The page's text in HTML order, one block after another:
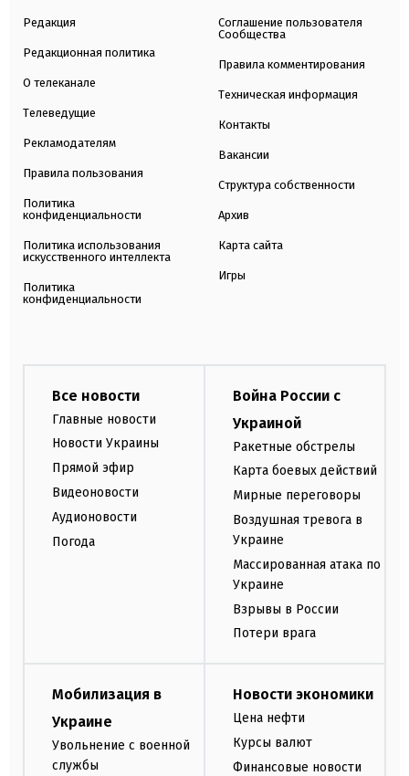
Редакция
Редакционная политика
О телеканале
Телеведущие
Рекламодателям
Правила пользования
Политика
конфиденциальности
Политика использования
искусственного интеллекта
Политика
конфиденциальности
Соглашение пользователя
Сообщества
Правила комментирования
Техническая информация
Контакты
Вакансии
Структура собственности
Архив
Карта сайта
Игры
Все новости
Главные новости
Новости Украины
Прямой эфир
Видеоновости
Аудионовости
Погода
Война России с
Украиной
Ракетные обстрелы
Карта боевых действий
Мирные переговоры
Воздушная тревога в
Украине
Массированная атака по
Украине
Взрывы в России
Потери врага
Мобилизация в
Украине
Увольнение с военной
службы
Новости экономики
Цена нефти
Курсы валют
Финансовые новости